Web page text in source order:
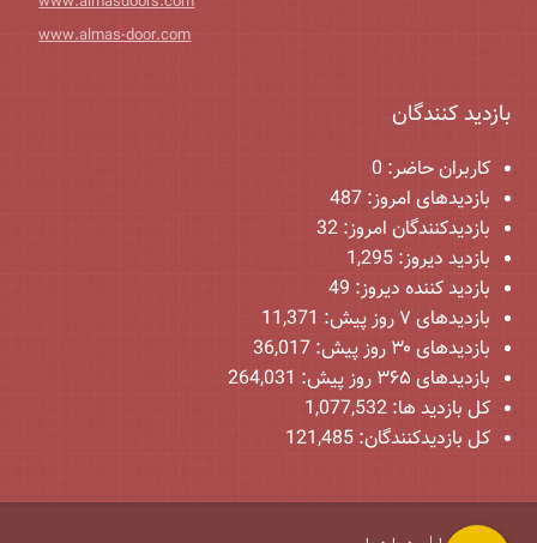
www.almas-door.com
بازدید کنندگان
کاربران حاضر: 0
بازدیدهای امروز:487
بازدیدکنندگان امروز:32
بازدید دیروز:1,295
بازدید کننده دیروز: 49
بازدیدهای ۷ روز پیش:
11,371
بازدیدهای ۳۰ روز پیش:
36,017
بازدیدهای ۳۶۵ روز پیش:
264,031
کل بازدید ها:1,077,532
کل بازدیدکنند‌گان:121,485